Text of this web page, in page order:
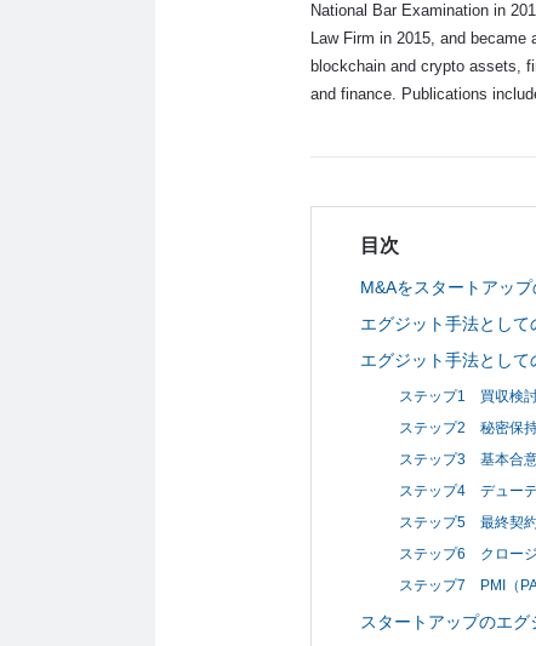
National Bar Examination in
Law Firm in 2015, and
blockchain and crypto assets,
and finance. Publications
目次
M&Aをスタートアッ
エグジット手法として
エグジット手法として
ステップ1 買収検
ステップ2 秘密保
ステップ3 基本合
ステップ4 デュー
ステップ5 最終契
ステップ6 クロー
ステップ7 PMI（
スタートアップのエ